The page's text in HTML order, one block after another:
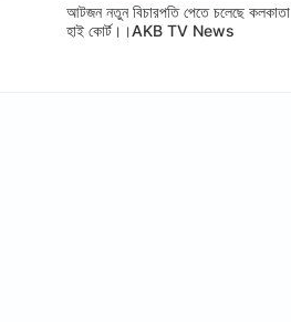
আটজন নতুন বিচারপতি পেতে চলেছে কলকাতা
হাই কোর্ট।।AKB TV News